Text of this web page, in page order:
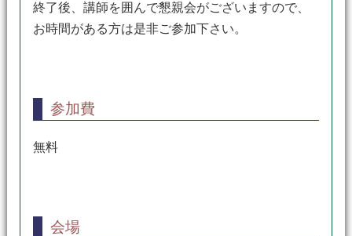
終了後、講師を囲んで懇親会がございますので、
お時間がある方は是非ご参加下さい。
参加費
無料
会場